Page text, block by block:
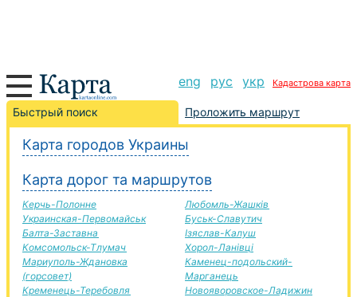
eng рус укр Кадастрова карта
Быстрый поиск Проложить маршрут
Карта городов Украины
Карта дорог та маршрутов
Керчь-Полонне
Украинская-Первомайськ
Балта-Заставна
Комсомольск-Тлумач
Мариуполь-Ждановка
(горсовет)
Кременець-Теребовля
Любомль-Жашків
Буськ-Славутич
Ізяслав-Калуш
Хорол-Ланівці
Каменец-подольский-
Марганець
Новояворовское-Ладижин
Кременчуг-Казатин дорога, маршрут Кременчуг-
Казатин, автомобильная дорога
+
−